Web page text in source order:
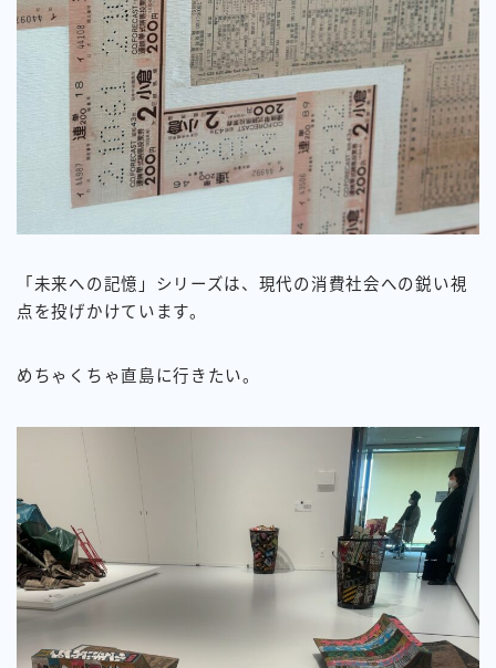
「未来への記憶」シリーズは、現代の消費社会への鋭い視
点を投げかけています。
めちゃくちゃ直島に行きたい。